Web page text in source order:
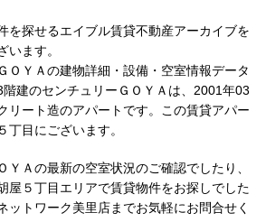
を探せるエイブル賃貸不動産アーカイブを
います。
ＯＹＡの建物詳細・設備・空室情報データ
建のセンチュリーＧＯＹＡは、2001年03
リート造のアパートです。この賃貸アパー
丁目にございます。
ＹＡの最新の空室状況のご確認でしたり、
屋５丁目エリアで賃貸物件をお探しでした
ットワーク美里店までお気軽にお問合せく